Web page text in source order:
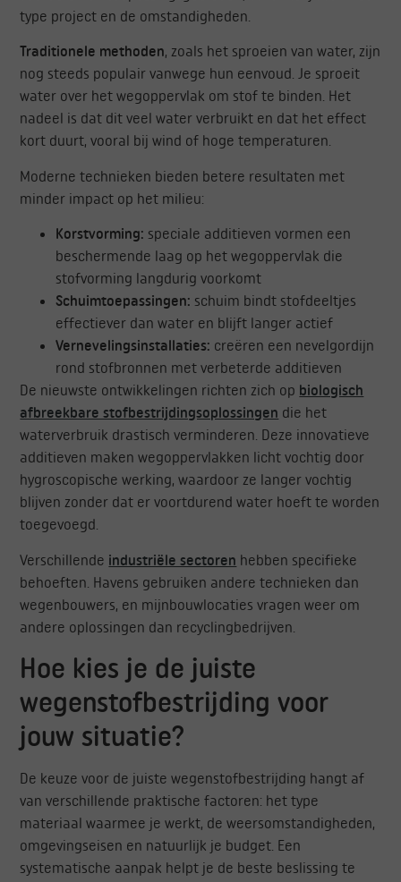
type project en de omstandigheden.
Traditionele methoden, zoals het sproeien van water, zijn
nog steeds populair vanwege hun eenvoud. Je sproeit
water over het wegoppervlak om stof te binden. Het
nadeel is dat dit veel water verbruikt en dat het effect
kort duurt, vooral bij wind of hoge temperaturen.
Moderne technieken bieden betere resultaten met
minder impact op het milieu:
Korstvorming: speciale additieven vormen een
beschermende laag op het wegoppervlak die
stofvorming langdurig voorkomt
Schuimtoepassingen: schuim bindt stofdeeltjes
effectiever dan water en blijft langer actief
Vernevelingsinstallaties: creëren een nevelgordijn
rond stofbronnen met verbeterde additieven
De nieuwste ontwikkelingen richten zich op biologisch
afbreekbare stofbestrijdingsoplossingen die het
waterverbruik drastisch verminderen. Deze innovatieve
additieven maken wegoppervlakken licht vochtig door
hygroscopische werking, waardoor ze langer vochtig
blijven zonder dat er voortdurend water hoeft te worden
toegevoegd.
Verschillende industriële sectoren hebben specifieke
behoeften. Havens gebruiken andere technieken dan
wegenbouwers, en mijnbouwlocaties vragen weer om
andere oplossingen dan recyclingbedrijven.
Hoe kies je de juiste
wegenstofbestrijding voor
jouw situatie?
De keuze voor de juiste wegenstofbestrijding hangt af
van verschillende praktische factoren: het type
materiaal waarmee je werkt, de weersomstandigheden,
omgevingseisen en natuurlijk je budget. Een
systematische aanpak helpt je de beste beslissing te